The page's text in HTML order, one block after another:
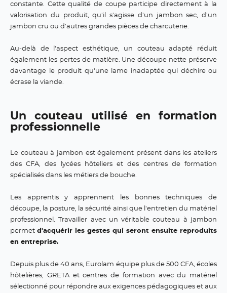
constante. Cette qualité de coupe participe directement à la
valorisation du produit, qu'il s'agisse d'un jambon sec, d'un
jambon cru ou d'autres grandes pièces de charcuterie.
Au-delà de l'aspect esthétique, un couteau adapté réduit
également les pertes de matière. Une découpe nette préserve
davantage le produit qu'une lame inadaptée qui déchire ou
écrase la viande.
Un couteau utilisé en formation
professionnelle
Le couteau à jambon est également présent dans les ateliers
des CFA, des lycées hôteliers et des centres de formation
spécialisés dans les métiers de bouche.
Les apprentis y apprennent les bonnes techniques de
découpe, la posture, la sécurité ainsi que l'entretien du matériel
professionnel. Travailler avec un véritable couteau à jambon
permet d'acquérir les gestes qui seront ensuite reproduits
en entreprise.
Depuis plus de 40 ans, Eurolam équipe plus de 500 CFA, écoles
hôtelières, GRETA et centres de formation avec du matériel
sélectionné pour répondre aux exigences pédagogiques et aux